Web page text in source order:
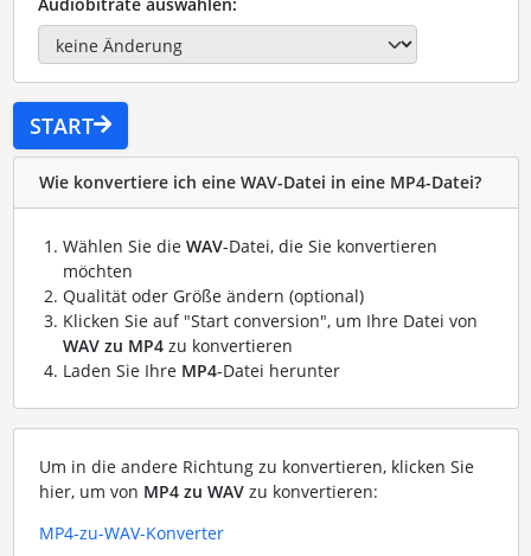
Audiobitrate auswählen:
START
Wie konvertiere ich eine WAV-Datei in eine MP4-Datei?
Wählen Sie die WAV-Datei, die Sie konvertieren
möchten
Qualität oder Größe ändern (optional)
Klicken Sie auf "Start conversion", um Ihre Datei von
WAV zu MP4zu konvertieren
Laden Sie Ihre MP4-Datei herunter
Um in die andere Richtung zu konvertieren, klicken Sie
hier, um von MP4 zu WAVzu konvertieren:
MP4-zu-WAV-Konverter